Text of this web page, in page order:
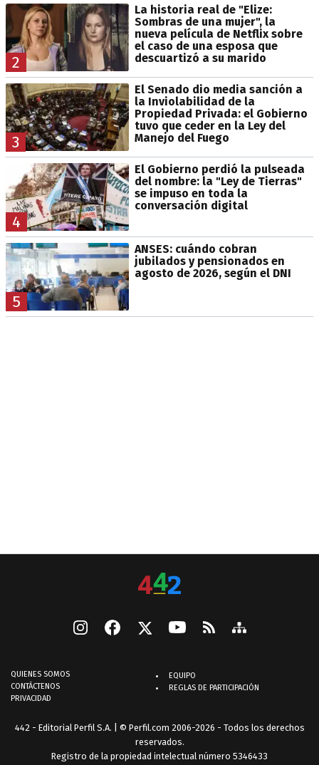
2
La historia real de "Elize:
Sombras de una mujer", la
nueva película de Netflix sobre
el caso de una esposa que
descuartizó a su marido
3
El Senado dio media sanción a
la Inviolabilidad de la
Propiedad Privada: el Gobierno
tuvo que ceder en la Ley del
Manejo del Fuego
4
El Gobierno perdió la pulseada
del nombre: la "Ley de Tierras"
se impuso en toda la
conversación digital
5
ANSES: cuándo cobran
jubilados y pensionados en
agosto de 2026, según el DNI
QUIENES SOMOS
CONTÁCTENOS
PRIVACIDAD
EQUIPO
REGLAS DE PARTICIPACIÓN
442 - Editorial Perfil S.A. | © Perfil.com 2006-2026 - Todos los derechos
reservados.
Registro de la propiedad intelectual número 5346433